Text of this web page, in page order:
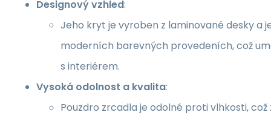
Designový vzhled:
Jeho kryt je vyroben z laminované desky a
moderních barevných provedeních, což
s interiérem.
Vysoká odolnost a kvalita:
Pouzdro zrcadla je odolné proti vlhkosti, což